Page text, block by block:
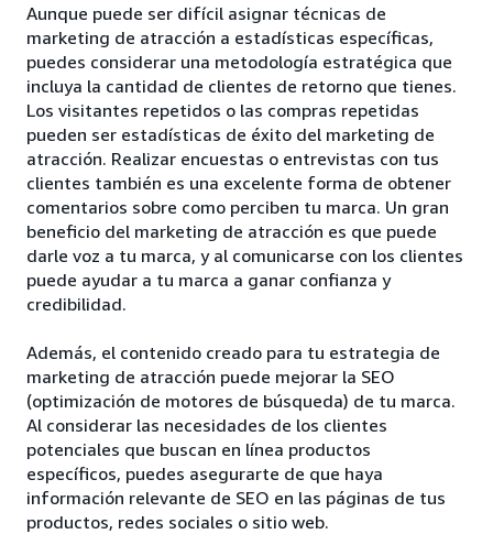
Aunque puede ser difícil asignar técnicas de
marketing de atracción a estadísticas específicas,
puedes considerar una metodología estratégica que
incluya la cantidad de clientes de retorno que tienes.
Los visitantes repetidos o las compras repetidas
pueden ser estadísticas de éxito del marketing de
atracción. Realizar encuestas o entrevistas con tus
clientes también es una excelente forma de obtener
comentarios sobre como perciben tu marca. Un gran
beneficio del marketing de atracción es que puede
darle voz a tu marca, y al comunicarse con los clientes
puede ayudar a tu marca a ganar confianza y
credibilidad.
Además, el contenido creado para tu estrategia de
marketing de atracción puede mejorar la SEO
(optimización de motores de búsqueda) de tu marca.
Al considerar las necesidades de los clientes
potenciales que buscan en línea productos
específicos, puedes asegurarte de que haya
información relevante de SEO en las páginas de tus
productos, redes sociales o sitio web.